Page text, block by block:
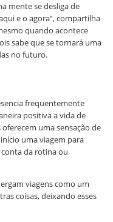
mente se desliga de
e o agora”, compartilha
quando acontece
sabe que se tornará uma
no futuro.
frequentemente
positiva a vida de
uma sensação de
uma viagem para
da rotina ou
viagens como um
coisas, deixando esses